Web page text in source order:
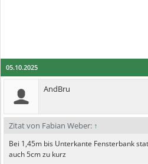
05.10.2025
AndBru
Zitat von Fabian Weber: ↑
Bei 1,45m bis Unterkante Fensterbank
auch 5cm zu kurz